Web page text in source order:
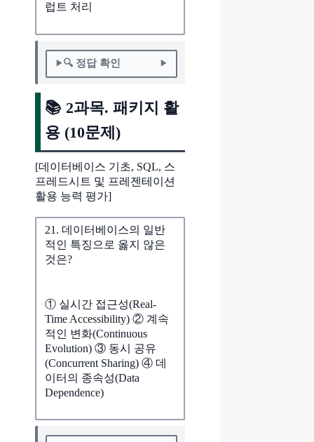
럽트 처리
🔍 정답 확인
📚 2과목. 패키지 활
용 (10문제)
[데이터베이스 기초, SQL, 스
프레드시트 및 프레젠테이션
활용 능력 평가]
21. 데이터베이스의 일반
적인 특징으로 옳지 않은
것은?
① 실시간 접근성(Real-
Time Accessibility) ② 계속
적인 변화(Continuous
Evolution) ③ 동시 공유
(Concurrent Sharing) ④ 데
이터의 종속성(Data
Dependence)